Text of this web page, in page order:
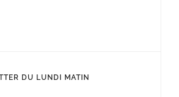
DU LUNDI MATIN